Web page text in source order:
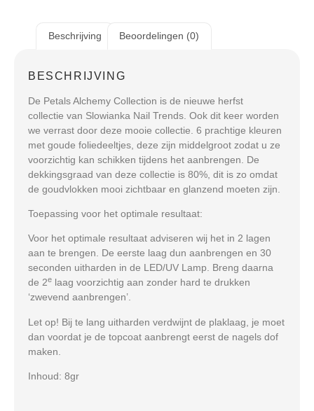
Beschrijving Beoordelingen (0)
BESCHRIJVING
De Petals Alchemy Collection is de nieuwe herfst
collectie van Slowianka Nail Trends. Ook dit keer worden
we verrast door deze mooie collectie. 6 prachtige kleuren
met goude foliedeeltjes, deze zijn middelgroot zodat u ze
voorzichtig kan schikken tijdens het aanbrengen. De
dekkingsgraad van deze collectie is 80%, dit is zo omdat
de goudvlokken mooi zichtbaar en glanzend moeten zijn.
Toepassing voor het optimale resultaat:
Voor het optimale resultaat adviseren wij het in 2 lagen
aan te brengen. De eerste laag dun aanbrengen en 30
seconden uitharden in de LED/UV Lamp. Breng daarna
de 2e laag voorzichtig aan zonder hard te drukken
‘zwevend aanbrengen’.
Let op! Bij te lang uitharden verdwijnt de plaklaag, je moet
dan voordat je de topcoat aanbrengt eerst de nagels dof
maken.
Inhoud: 8gr